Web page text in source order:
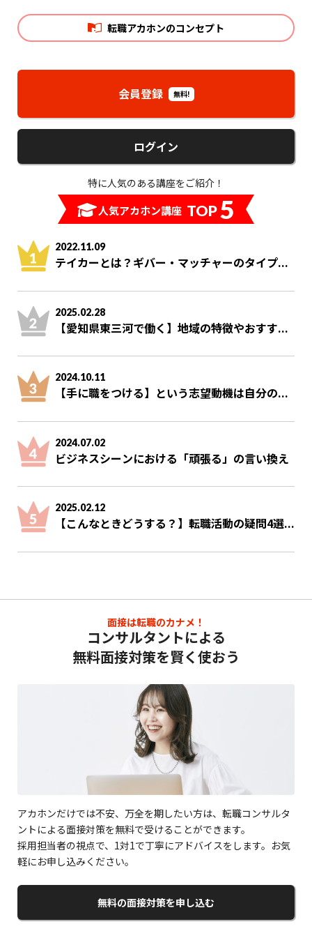
転職アカホンのコンセプト
会員登録 無料!
ログイン
特に人気のある講座をご紹介！
人気アカホン講座 TOP5
2022.11.09
テイカーとは？ギバー・マッチャーのタイプ...
2025.02.28
【愛知県東三河で働く】地域の特徴やおすす...
2024.10.11
【手に職をつける】という志望動機は自分の...
2024.07.02
ビジネスシーンにおける「頑張る」の言い換え
2025.02.12
【こんなときどうする？】転職活動の疑問4選...
面接は転職のカナメ！
コンサルタントによる
無料面接対策を賢く使おう
アカホンだけでは不安、万全を期したい方は、転職コンサルタ
ントによる面接対策を無料で受けることができます。
採用担当者の視点で、1対1で丁寧にアドバイスをします。お気
軽にお申し込みください。
無料の面接対策を申し込む